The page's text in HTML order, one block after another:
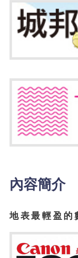
內容簡介
地表最輕盈的